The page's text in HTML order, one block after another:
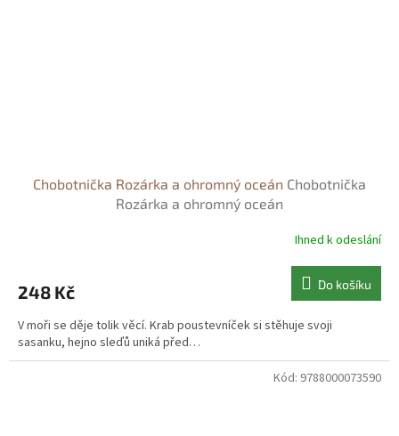
Chobotnička Rozárka a ohromný oceán Chobotnička
Rozárka a ohromný oceán
Ihned k odeslání
248 Kč Do košíku
V moři se děje tolik věcí. Krab poustevníček si stěhuje svoji
sasanku, hejno sleďů uniká před…
Kód: 9788000073590